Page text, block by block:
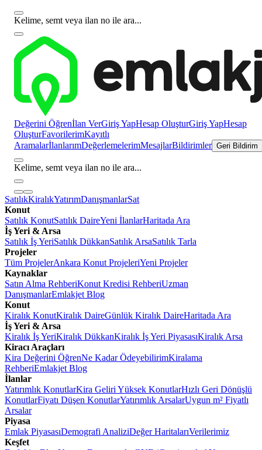
Kelime, semt veya ilan no ile ara...
Değerini Öğrenİlan VerGiriş YapHesap OluşturGiriş YapHesap
OluşturFavorilerimKayıtlı
AramalarİlanlarımDeğerlemelerimMesajlarBildirimler Geri Bildirim
Kelime, semt veya ilan no ile ara...
SatılıkKiralıkYatırımDanışmanlarSat
Konut
Satılık KonutSatılık DaireYeni İlanlarHaritada Ara
İş Yeri & Arsa
Satılık İş YeriSatılık DükkanSatılık ArsaSatılık Tarla
Projeler
Tüm ProjelerAnkara Konut ProjeleriYeni Projeler
Kaynaklar
Satın Alma RehberiKonut Kredisi RehberiUzman
DanışmanlarEmlakjet Blog
Konut
Kiralık KonutKiralık DaireGünlük Kiralık DaireHaritada Ara
İş Yeri & Arsa
Kiralık İş YeriKiralık DükkanKiralık İş Yeri PiyasasıKiralık Arsa
Kiracı Araçları
Kira Değerini ÖğrenNe Kadar ÖdeyebilirimKiralama
RehberiEmlakjet Blog
İlanlar
Yatırımlık KonutlarKira Geliri Yüksek KonutlarHızlı Geri Dönüşlü
KonutlarFiyatı Düşen KonutlarYatırımlık ArsalarUygun m² Fiyatlı
Arsalar
Piyasa
Emlak PiyasasıDemografi AnaliziDeğer HaritalarıVerilerimiz
Keşfet